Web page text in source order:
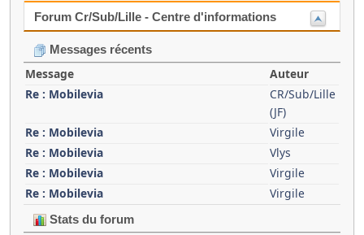
Forum Cr/Sub/Lille - Centre d'informations
Messages récents
Message
Auteur
Re : Mobilevia
CR/Sub/Lille
(JF)
Re : Mobilevia
Virgile
Re : Mobilevia
Vlys
Re : Mobilevia
Virgile
Re : Mobilevia
Virgile
Stats du forum